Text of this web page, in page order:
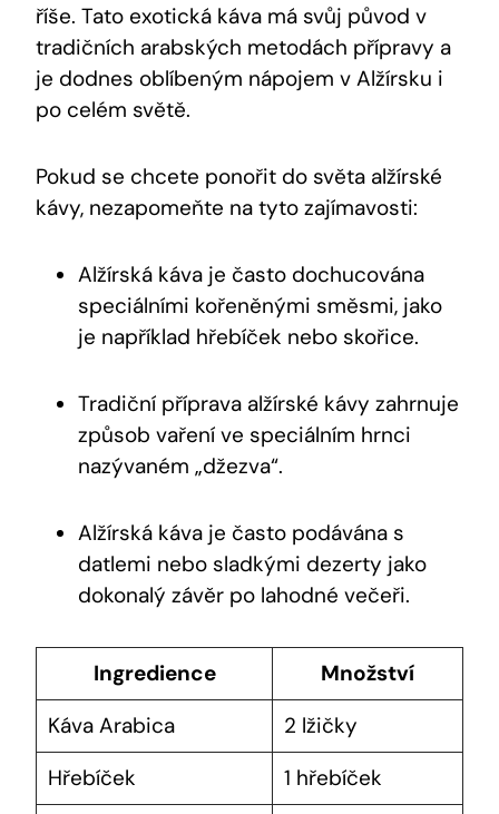
říše. Tato exotická káva má svůj původ v
tradičních arabských metodách přípravy a
je dodnes oblíbeným nápojem v Alžírsku i
po celém světě.
Pokud se chcete ponořit do světa alžírské
kávy, nezapomeňte na tyto zajímavosti:
Alžírská káva je často dochucována
speciálními kořeněnými směsmi, jako
je například hřebíček nebo skořice.
Tradiční příprava alžírské kávy zahrnuje
způsob vaření ve speciálním hrnci
nazývaném „džezva“.
Alžírská káva je často podávána s
datlemi nebo sladkými dezerty jako
dokonalý závěr po lahodné večeři.
Ingredience
Množství
Káva Arabica
2 lžičky
Hřebíček
1 hřebíček